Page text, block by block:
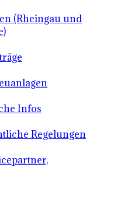
(Rheingau und
Infos
Regelungen